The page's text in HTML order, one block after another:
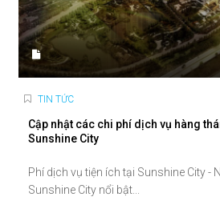
TIN TỨC
Cập nhật các chi phí dịch vụ hàng
Sunshine City
Phí dịch vụ tiện ích tại Sunshine City -
Sunshine City nổi bật...